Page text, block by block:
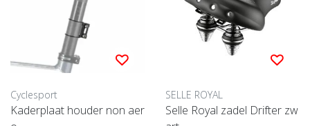
Cyclesport
Kaderplaat houder non aer
SELLE ROYAL
Selle Royal zadel Drifter zw